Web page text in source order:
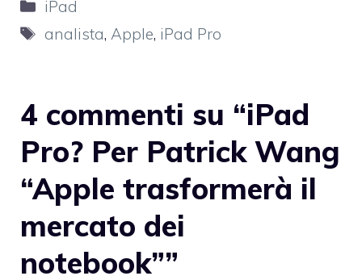
iPad
Tag
analista,Apple, iPad Pro
4 commenti su “iPad
Pro? Per Patrick Wang
“Apple trasformerà il
mercato dei
notebook””